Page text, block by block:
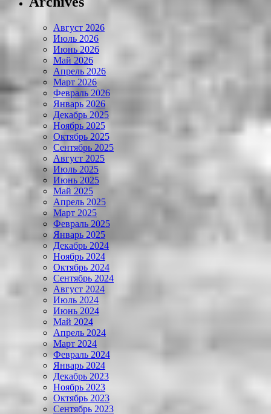
Август 2026
Июль 2026
Июнь 2026
Май 2026
Апрель 2026
Март 2026
Февраль 2026
Январь 2026
Декабрь 2025
Ноябрь 2025
Октябрь 2025
Сентябрь 2025
Август 2025
Июль 2025
Июнь 2025
Май 2025
Апрель 2025
Март 2025
Февраль 2025
Январь 2025
Декабрь 2024
Ноябрь 2024
Октябрь 2024
Сентябрь 2024
Август 2024
Июль 2024
Июнь 2024
Май 2024
Апрель 2024
Март 2024
Февраль 2024
Январь 2024
Декабрь 2023
Ноябрь 2023
Октябрь 2023
Сентябрь 2023